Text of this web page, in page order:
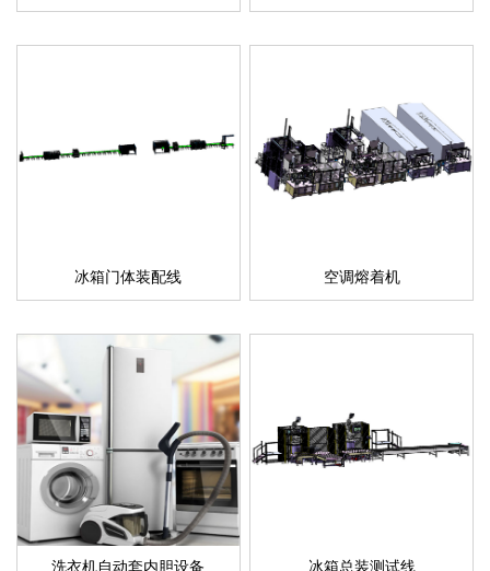
冰箱门体装配线 空调熔着机
洗衣机自动套内胆设备 冰箱总装测试线